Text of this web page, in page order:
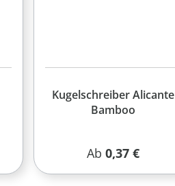
Kugelschreiber Alicante
Bamboo
Regulärer Preis:
Ab 0,37 €